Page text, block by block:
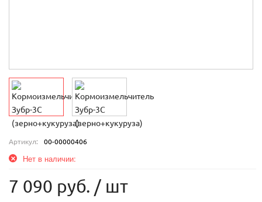
Артикул: 00-00000406
Нет в наличии:
7 090 руб. / шт